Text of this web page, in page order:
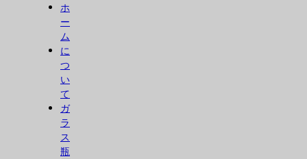
ホ
ー
ム
に
つ
い
て
ガ
ラ
ス
瓶